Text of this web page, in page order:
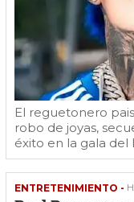
El reguetonero
robo de joyas,
éxito en la gala del
ENTRETENIMIENTO -